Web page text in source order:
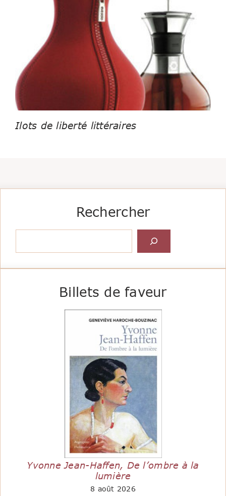
Ilots de liberté littéraires
Rechercher
Billets de faveur
Yvonne Jean-Haffen, De l’ombre à la
lumière
8 août 2026